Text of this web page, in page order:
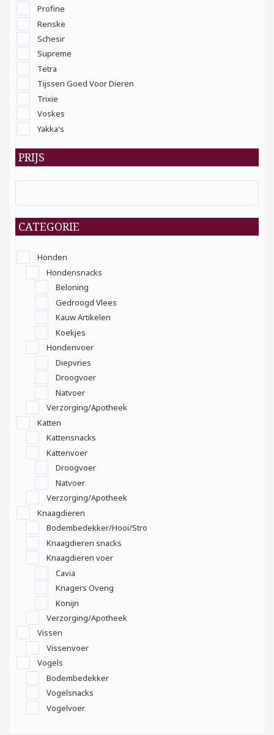
Profine
Renske
Schesir
Supreme
Tetra
Tijssen Goed Voor Dieren
Trixie
Voskes
Yakka's
PRIJS
CATEGORIE
Honden
Hondensnacks
Beloning
Gedroogd Vlees
Kauw Artikelen
Koekjes
Hondenvoer
Diepvries
Droogvoer
Natvoer
Verzorging/Apotheek
Katten
Kattensnacks
Kattenvoer
Droogvoer
Natvoer
Verzorging/Apotheek
Knaagdieren
Bodembedekker/Hooi/Stro
Knaagdieren snacks
Knaagdieren voer
Cavia
Knagers Overig
Konijn
Verzorging/Apotheek
Vissen
Vissenvoer
Vogels
Bodembedekker
Vogelsnacks
Vogelvoer